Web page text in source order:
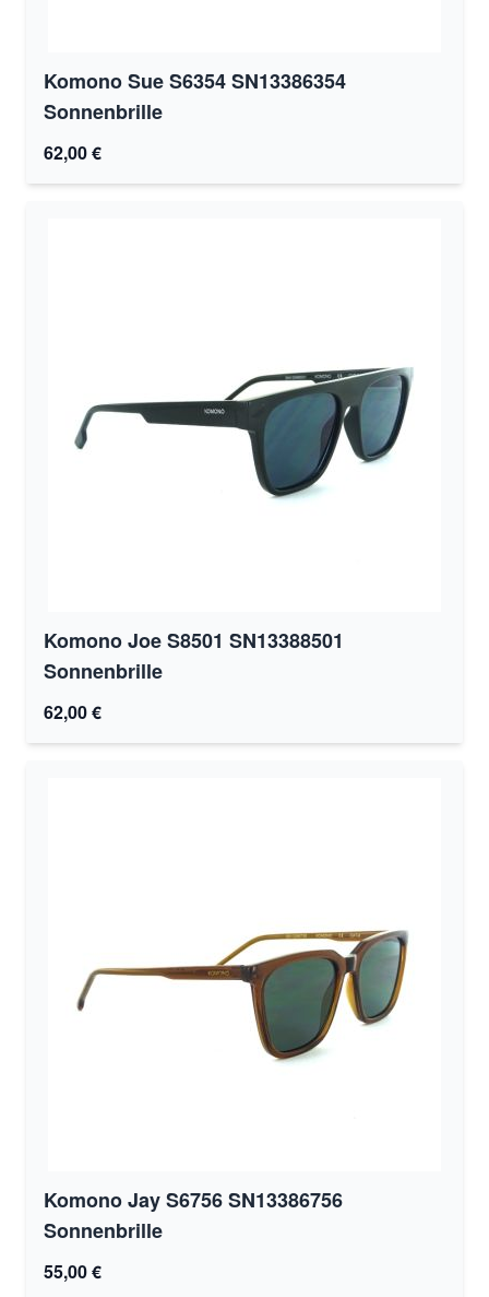
Komono Sue S6354 SN13386354
Sonnenbrille
62,00 €
Komono Joe S8501 SN13388501
Sonnenbrille
62,00 €
Komono Jay S6756 SN13386756
Sonnenbrille
55,00 €